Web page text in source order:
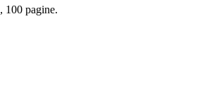
100 pagine.